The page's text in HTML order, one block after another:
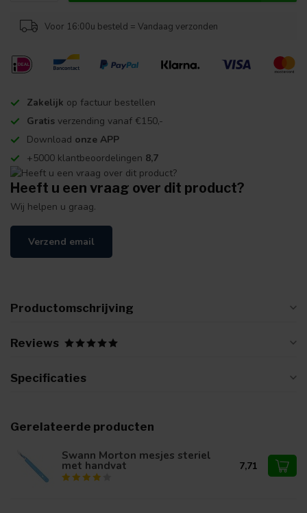
Voor 16:00u besteld = Vandaag verzonden
Zakelijk op factuur bestellen
Gratis verzending vanaf €150,-
Download onze APP
+5000 klantbeoordelingen 8,7
Heeft u een vraag over dit product?
Wij helpen u graag.
Verzend email
Productomschrijving
Reviews
Specificaties
Gerelateerde producten
Swann Morton mesjes steriel
met handvat 7,71